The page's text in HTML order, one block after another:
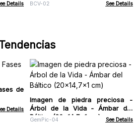
Details BCV-02 See Details
Details
Imagen de piedra preciosa -
Árbol de la Vida - Ámbar del
Báltico (20x14,7x1 cm)
GemPic-04 See Details